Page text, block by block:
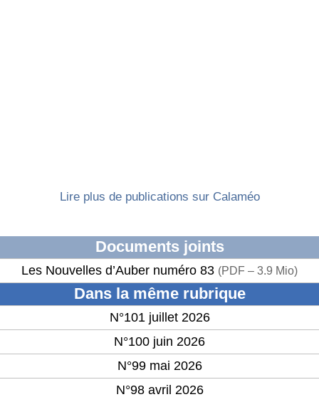
Lire plus de publications sur Calaméo
Documents joints
Les Nouvelles d’Auber numéro 83 (PDF – 3.9 Mio)
Dans la même rubrique
N°101 juillet 2026
N°100 juin 2026
N°99 mai 2026
N°98 avril 2026